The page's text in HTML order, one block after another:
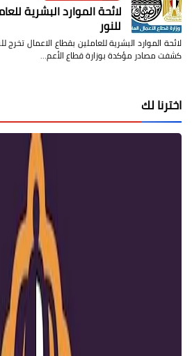
لائحة الموارد البشرية
للنور
لائحة الموارد البشرية للعاملين بقطاع الاعمال
كشفت مصادر مؤكدة بوزارة قطاع الأعم…
اخترنا لك